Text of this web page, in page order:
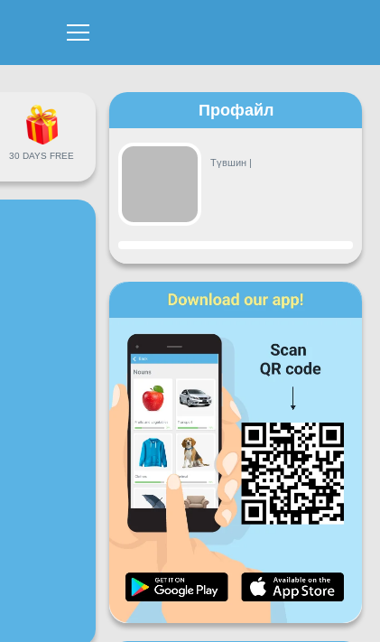
30 DAYS FREE
Профайл
Түвшин |
Явц
Даваа Лхагва Пүрэв
Баасан Бямба Ням
Өдөр тутмын дэвшил
Сарын ахиц
Ерөнхий дэвшил